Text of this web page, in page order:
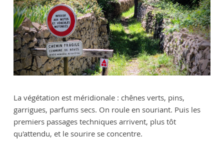
La végétation est méridionale : chênes verts, pins,
garrigues, parfums secs. On roule en souriant. Puis les
premiers passages techniques arrivent, plus tôt
qu'attendu, et le sourire se concentre.